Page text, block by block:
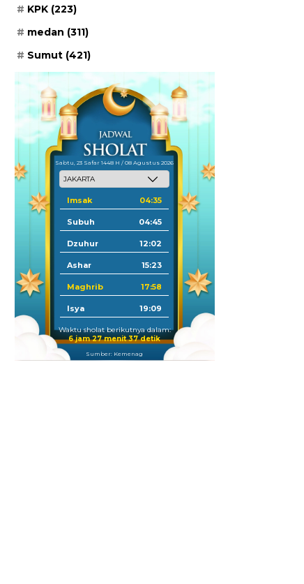
KPK (223)
medan (311)
Sumut (421)
Sabtu, 23 Safar 1448 H / 08 Agustus 2026
Imsak 04:35
Subuh 04:45
Dzuhur 12:02
Ashar 15:23
Maghrib 17:58
Isya 19:09
Waktu sholat berikutnya dalam:
6 jam 27 menit 36 detik
Sumber: Kemenag